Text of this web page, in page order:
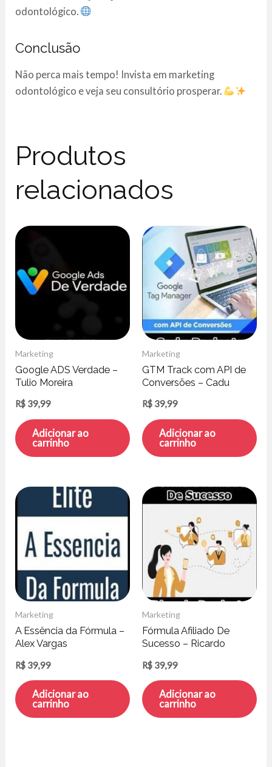
odontológico.
Conclusão
Não perca mais tempo! Invista em marketing
odontológico e veja seu consultório prosperar.
Produtos
relacionados
Marketing
Google ADS Verdade –
Tulio Moreira
R$ 39,99
Adicionar ao
carrinho
Marketing
GTM Track com API de
Conversões – Cadu
R$ 39,99
Adicionar ao
carrinho
Marketing
A Essência da Fórmula –
Alex Vargas
R$ 39,99
Adicionar ao
carrinho
Marketing
Fórmula Afiliado De
Sucesso – Ricardo
R$ 39,99
Adicionar ao
carrinho